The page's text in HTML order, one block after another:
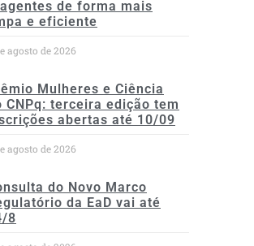
de forma mais
e eficiente
agosto de 2026
Mulheres e Ciência
CNPq: terceira edição tem
abertas até 10/09
agosto de 2026
do Novo Marco
da EaD vai até
8